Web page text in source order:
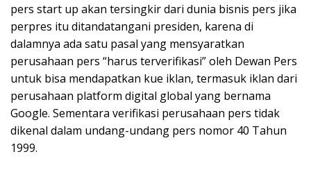
pers start up akan tersingkir dari dunia bisnis pers jika
perpres itu ditandatangani presiden, karena di
dalamnya ada satu pasal yang mensyaratkan
perusahaan pers “harus terverifikasi” oleh Dewan Pers
untuk bisa mendapatkan kue iklan, termasuk iklan dari
perusahaan platform digital global yang bernama
Google. Sementara verifikasi perusahaan pers tidak
dikenal dalam undang-undang pers nomor 40 Tahun
1999.